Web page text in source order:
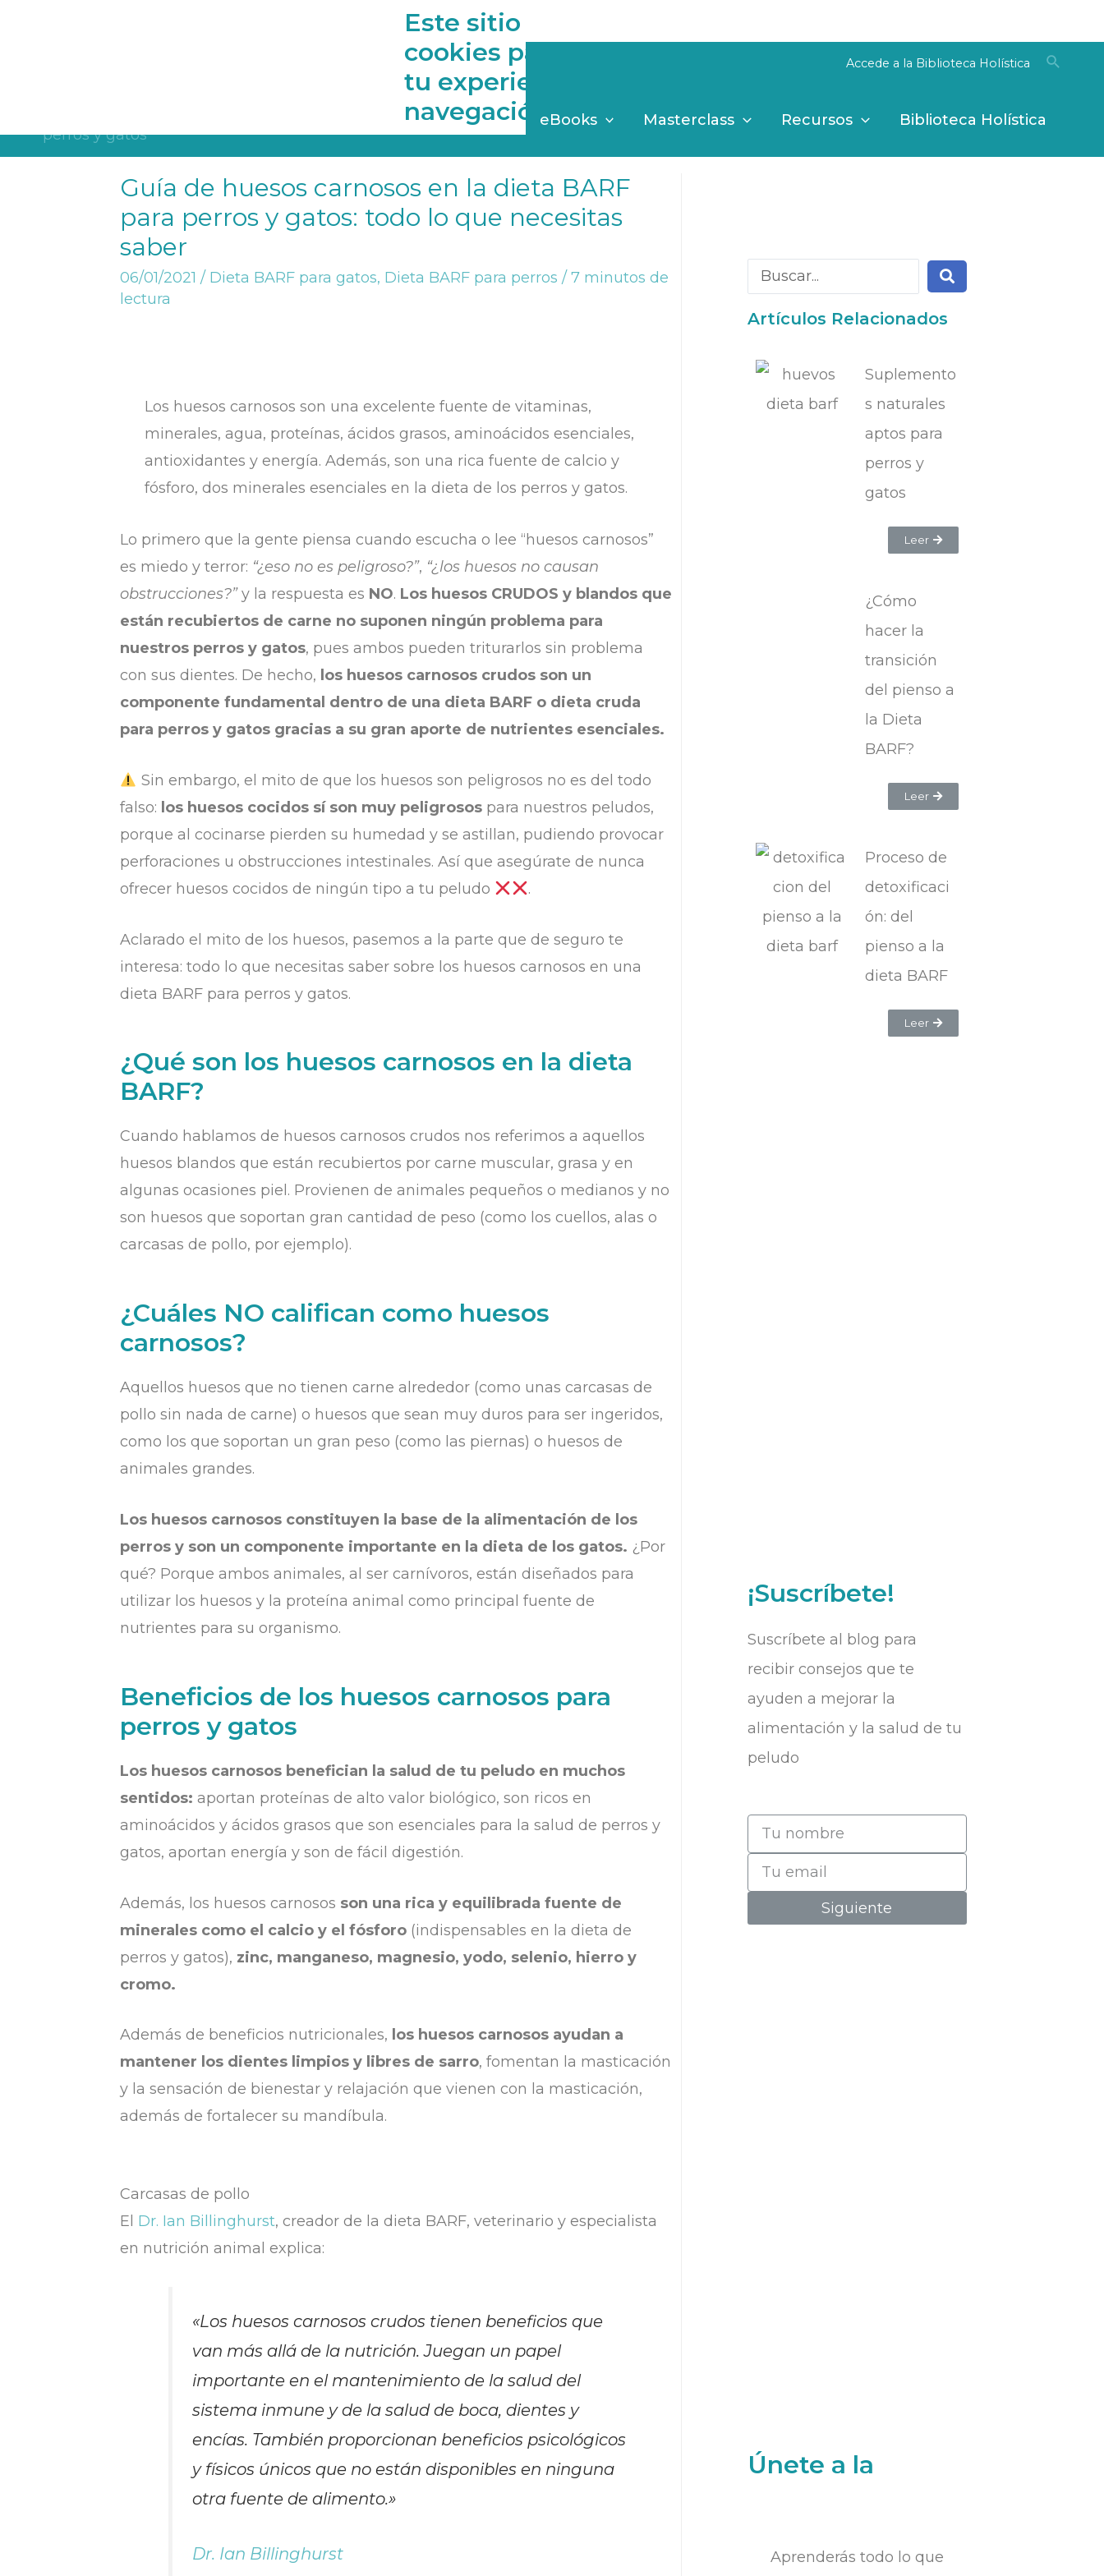
Accede a la Biblioteca Holística
Asesorías eBooks Masterclass Recursos Biblioteca Holística
Guía de huesos carnosos en la dieta BARF
para perros y gatos: todo lo que necesitas
saber
06/01/2021 / Dieta BARF para gatos, Dieta BARF para perros / 7 minutos de
lectura
Los huesos carnosos son una excelente fuente de vitaminas,
minerales, agua, proteínas, ácidos grasos, aminoácidos esenciales,
antioxidantes y energía. Además, son una rica fuente de calcio y
fósforo, dos minerales esenciales en la dieta de los perros y gatos.
Lo primero que la gente piensa cuando escucha o lee “huesos carnosos”
es miedo y terror: “¿eso no es peligroso?”, “¿los huesos no causan
obstrucciones?”y la respuesta es NO. Los huesos CRUDOS y blandos que
están recubiertos de carne no suponen ningún problema para
nuestros perros y gatos, pues ambos pueden triturarlos sin problema
con sus dientes. De hecho, los huesos carnosos crudos son un
componente fundamental dentro de una dieta BARF o dieta cruda
para perros y gatos gracias a su gran aporte de nutrientes esenciales.
Sin embargo, el mito de que los huesos son peligrosos no es del todo
falso: los huesos cocidos sí son muy peligrosos para nuestros peludos,
porque al cocinarse pierden su humedad y se astillan, pudiendo provocar
perforaciones u obstrucciones intestinales. Así que asegúrate de nunca
ofrecer huesos cocidos de ningún tipo a tu peludo
.
Aclarado el mito de los huesos, pasemos a la parte que de seguro te
interesa: todo lo que necesitas saber sobre los huesos carnosos en una
dieta BARF para perros y gatos.
¿Qué son los huesos carnosos en la dieta
BARF?
Cuando hablamos de huesos carnosos crudos nos referimos a aquellos
huesos blandos que están recubiertos por carne muscular, grasa y en
algunas ocasiones piel. Provienen de animales pequeños o medianos y no
son huesos que soportan gran cantidad de peso (como los cuellos, alas o
carcasas de pollo, por ejemplo).
¿Cuáles NO califican como huesos
carnosos?
Aquellos huesos que no tienen carne alrededor (como unas carcasas de
pollo sin nada de carne) o huesos que sean muy duros para ser ingeridos,
como los que soportan un gran peso (como las piernas) o huesos de
animales grandes.
Los huesos carnosos constituyen la base de la alimentación de los
perros y son un componente importante en la dieta de los gatos. ¿Por
qué? Porque ambos animales, al ser carnívoros, están diseñados para
utilizar los huesos y la proteína animal como principal fuente de
nutrientes para su organismo.
Beneficios de los huesos carnosos para
perros y gatos
Los huesos carnosos benefician la salud de tu peludo en muchos
sentidos: aportan proteínas de alto valor biológico, son ricos en
aminoácidos y ácidos grasos que son esenciales para la salud de perros y
gatos, aportan energía y son de fácil digestión.
Además, los huesos carnosos son una rica y equilibrada fuente de
minerales como el calcio y el fósforo (indispensables en la dieta de
perros y gatos), zinc, manganeso, magnesio, yodo, selenio, hierro y
cromo.
Además de beneficios nutricionales, los huesos carnosos ayudan a
mantener los dientes limpios y libres de sarro, fomentan la masticación
y la sensación de bienestar y relajación que vienen con la masticación,
además de fortalecer su mandíbula.
Carcasas de pollo
El Dr. Ian Billinghurst, creador de la dieta BARF, veterinario y especialista
en nutrición animal explica:
«Los huesos carnosos crudos tienen beneficios que
van más allá de la nutrición. Juegan un papel
importante en el mantenimiento de la salud del
sistema inmune y de la salud de boca, dientes y
encías. También proporcionan beneficios psicológicos
y físicos únicos que no están disponibles en ninguna
otra fuente de alimento.»
Dr. Ian Billinghurst
Artículos Relacionados
Suplemento
s naturales
aptos para
perros y
gatos
Leer
¿Cómo
hacer la
transición
del pienso a
la Dieta
BARF?
Leer
Proceso de
detoxificaci
ón: del
pienso a la
dieta BARF
Leer
¡Suscríbete!
Suscríbete al blog para
recibir consejos que te
ayuden a mejorar la
alimentación y la salud de tu
peludo
Siguiente
Únete a la
Aprenderás todo lo que
Este sitio web utiliza
cookies para mejorar
tu experiencia de
navegación